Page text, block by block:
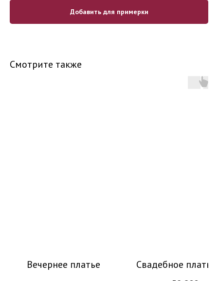
Добавить для примерки
Смотрите также
Вечернее платье Свадебное платье